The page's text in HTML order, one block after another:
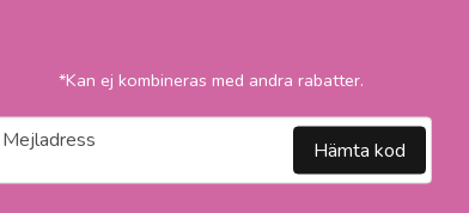
*Kan ej kombineras med andra rabatter.
email
Mejladress Hämta kod